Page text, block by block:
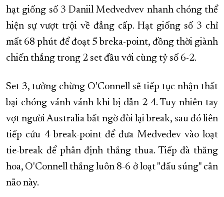
hạt giống số 3 Daniil Medvedvev nhanh chóng thể
hiện sự vượt trội về đẳng cấp. Hạt giống số 3 chỉ
mất 68 phút để đoạt 5 breka-point, đồng thời giành
chiến thắng trong 2 set đầu với cùng tỷ số 6-2.
Set 3, tưởng chừng O'Connell sẽ tiếp tục nhận thất
bại chóng vánh vánh khi bị dẫn 2-4. Tuy nhiên tay
vợt người Australia bất ngờ đòi lại break, sau đó liên
tiếp cứu 4 break-point để đưa Medvedev vào loạt
tie-break để phân định thắng thua. Tiếp đà thăng
hoa, O'Connell thắng luôn 8-6 ở loạt "đấu súng" cân
não này.